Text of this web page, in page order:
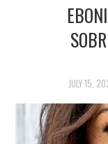
JULY 15,